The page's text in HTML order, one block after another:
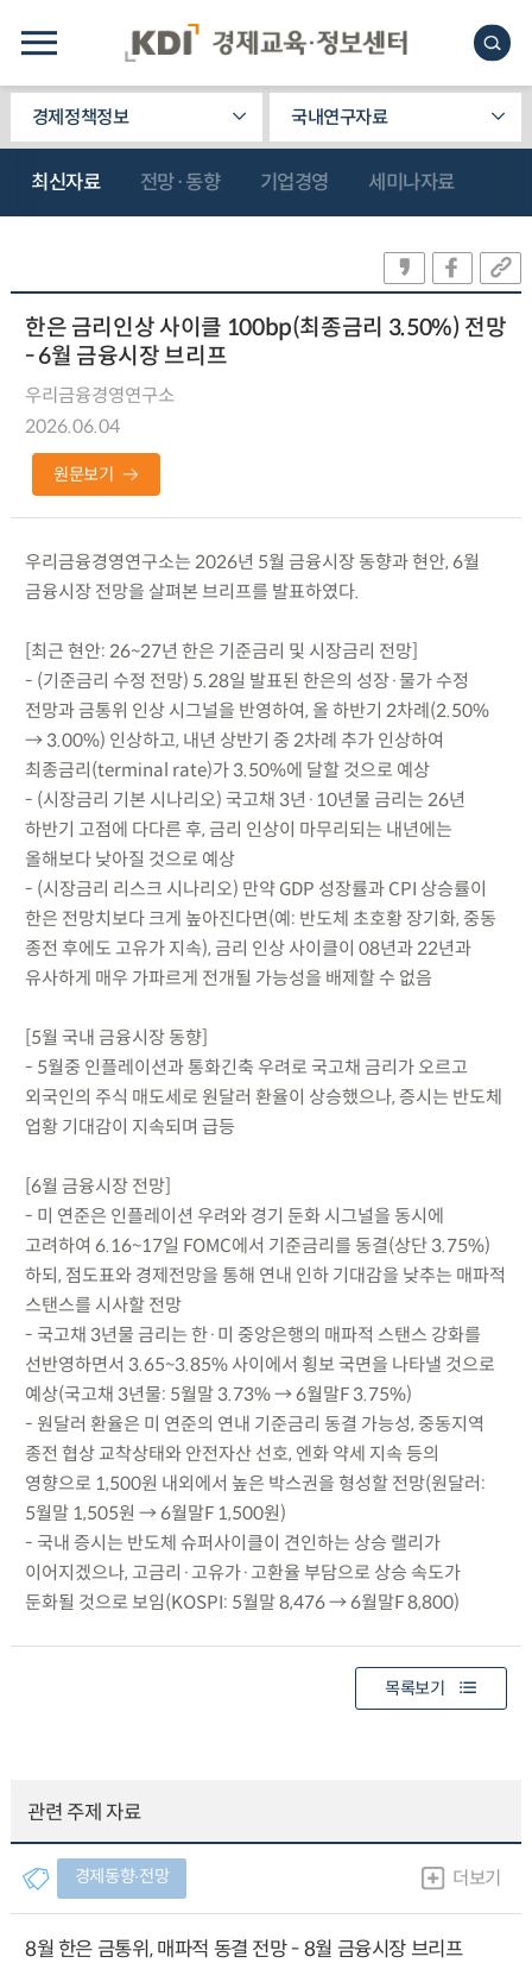
경제정책정보 국내연구자료
최신자료 전망·동향 기업경영 세미나자료
한은 금리인상 사이클 100bp(최종금리 3.50%) 전망
- 6월 금융시장 브리프
우리금융경영연구소
2026.06.04
원문보기
우리금융경영연구소는 2026년 5월 금융시장 동향과 현안, 6월
금융시장 전망을 살펴본 브리프를 발표하였다.
[최근 현안: 26~27년 한은 기준금리 및 시장금리 전망]
- (기준금리 수정 전망) 5.28일 발표된 한은의 성장·물가 수정
전망과 금통위 인상 시그널을 반영하여, 올 하반기 2차례(2.50%
→ 3.00%) 인상하고, 내년 상반기 중 2차례 추가 인상하여
최종금리(terminal rate)가 3.50%에 달할 것으로 예상
- (시장금리 기본 시나리오) 국고채 3년·10년물 금리는 26년
하반기 고점에 다다른 후, 금리 인상이 마무리되는 내년에는
올해보다 낮아질 것으로 예상
- (시장금리 리스크 시나리오) 만약 GDP 성장률과 CPI 상승률이
한은 전망치보다 크게 높아진다면(예: 반도체 초호황 장기화, 중동
종전 후에도 고유가 지속), 금리 인상 사이클이 08년과 22년과
유사하게 매우 가파르게 전개될 가능성을 배제할 수 없음
[5월 국내 금융시장 동향]
- 5월중 인플레이션과 통화긴축 우려로 국고채 금리가 오르고
외국인의 주식 매도세로 원달러 환율이 상승했으나, 증시는 반도체
업황 기대감이 지속되며 급등
[6월 금융시장 전망]
- 미 연준은 인플레이션 우려와 경기 둔화 시그널을 동시에
고려하여 6.16~17일 FOMC에서 기준금리를 동결(상단 3.75%)
하되, 점도표와 경제전망을 통해 연내 인하 기대감을 낮추는 매파적
스탠스를 시사할 전망
- 국고채 3년물 금리는 한·미 중앙은행의 매파적 스탠스 강화를
선반영하면서 3.65~3.85% 사이에서 횡보 국면을 나타낼 것으로
예상(국고채 3년물: 5월말 3.73% → 6월말F 3.75%)
- 원달러 환율은 미 연준의 연내 기준금리 동결 가능성, 중동지역
종전 협상 교착상태와 안전자산 선호, 엔화 약세 지속 등의
영향으로 1,500원 내외에서 높은 박스권을 형성할 전망(원달러:
5월말 1,505원 → 6월말F 1,500원)
- 국내 증시는 반도체 슈퍼사이클이 견인하는 상승 랠리가
이어지겠으나, 고금리·고유가·고환율 부담으로 상승 속도가
둔화될 것으로 보임(KOSPI: 5월말 8,476 → 6월말F 8,800)
목록보기
관련 주제 자료
경제동향∙전망 더보기
8월 한은 금통위, 매파적 동결 전망 - 8월 금융시장 브리프